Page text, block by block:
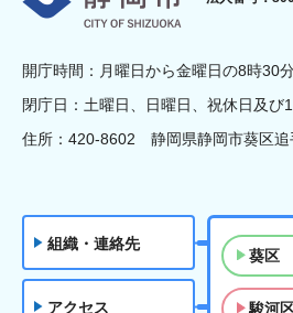
開庁時間：月曜日から金曜日の8時30
閉庁日：土曜日、日曜日、祝休日及び
住所：420-8602 静岡県静岡市葵区追
組織・連絡先
アクセス
葵区
駿河